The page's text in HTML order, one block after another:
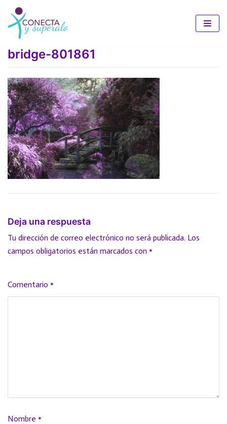
Saltar
contenido
bridge-801861
Deja una respuesta
Tu dirección de correo electrónico no será publicada. Los
campos obligatorios están marcados con *
Comentario *
Nombre *